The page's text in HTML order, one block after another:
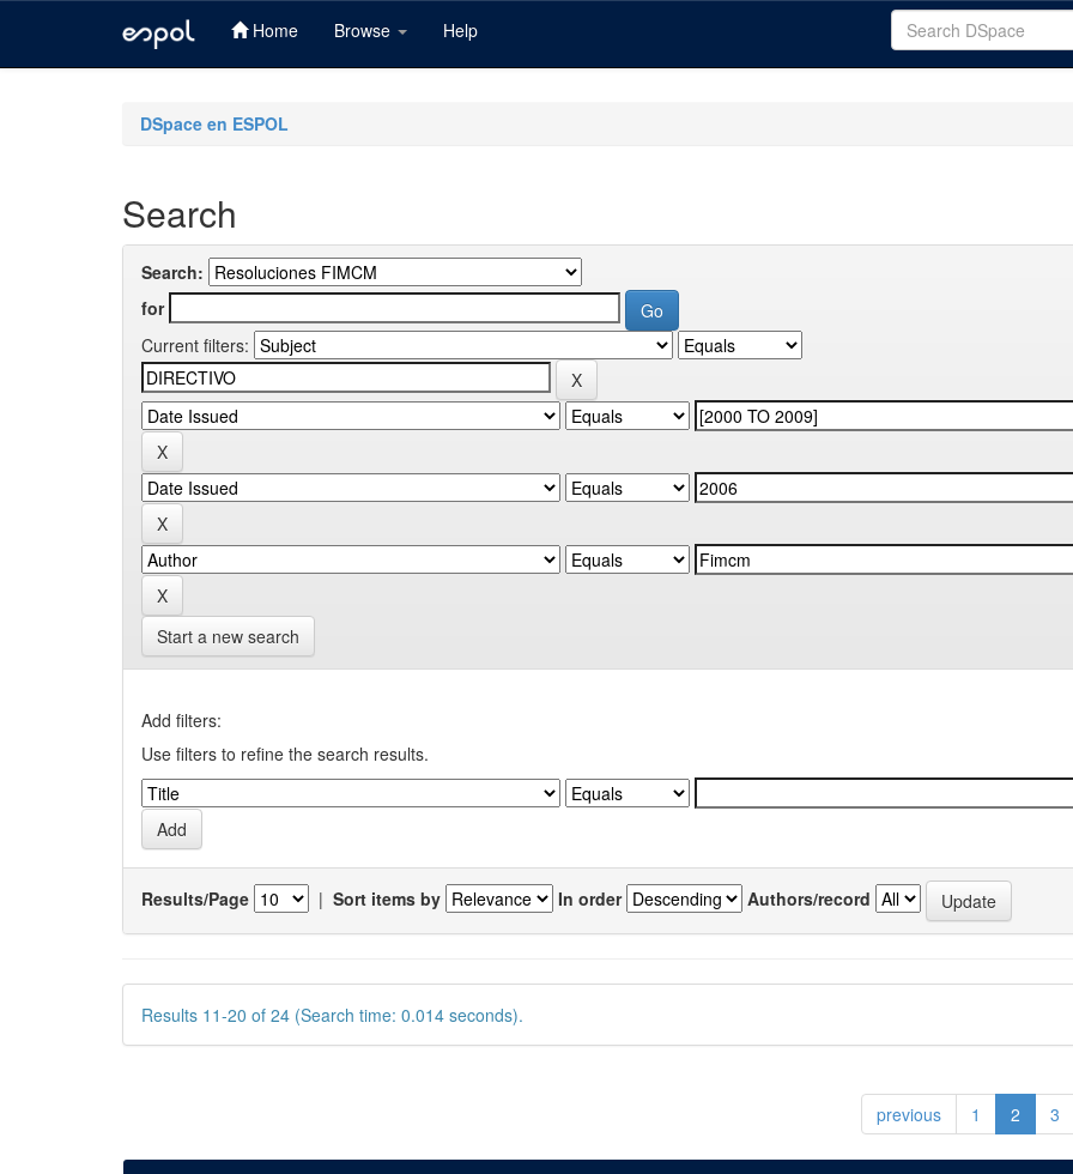
Home Browse Help
DSpace en ESPOL
Search
Search:
for
Current filters:
Start a new search
Add filters:
Use filters to refine the search results.
Results/Page | Sort items by In order Authors/record
Results 11-20 of 24 (Search time: 0.014 seconds).
previous 1 2 3